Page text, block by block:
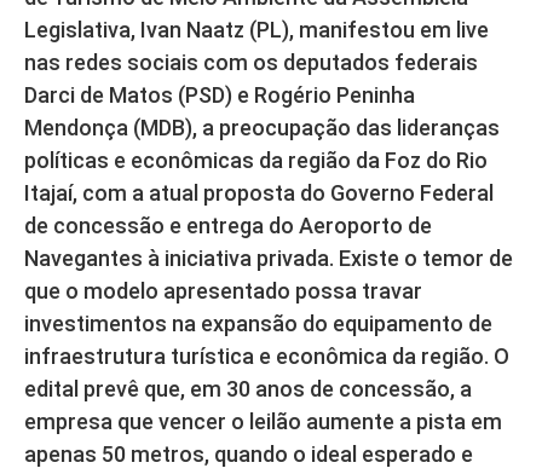
Legislativa, Ivan Naatz (PL), manifestou em live
nas redes sociais com os deputados federais
Darci de Matos (PSD) e Rogério Peninha
Mendonça (MDB), a preocupação das lideranças
políticas e econômicas da região da Foz do Rio
Itajaí, com a atual proposta do Governo Federal
de concessão e entrega do Aeroporto de
Navegantes à iniciativa privada. Existe o temor de
que o modelo apresentado possa travar
investimentos na expansão do equipamento de
infraestrutura turística e econômica da região. O
edital prevê que, em 30 anos de concessão, a
empresa que vencer o leilão aumente a pista em
apenas 50 metros, quando o ideal esperado e